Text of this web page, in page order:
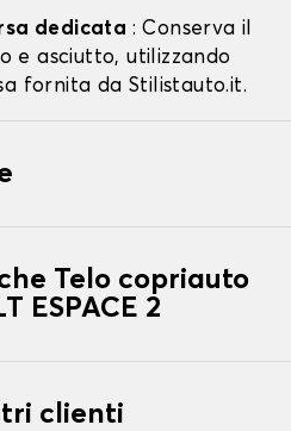
dedicata : Conserva il
e asciutto, utilizzando
fornita da Stilistauto.it.
Telo copriauto
ESPACE 2
clienti